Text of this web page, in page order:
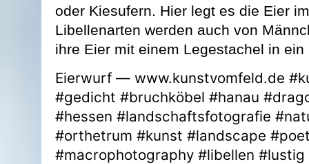
oder Kiesufern. Hier legt es die Eier
Libellenarten werden auch von
ihre Eier mit einem Legestachel in ein
Eierwurf — www.kunstvomfeld.de
#gedicht #bruchköbel #hanau
#hessen #landschaftsfotografie
#orthetrum #kunst #landscape
#macrophotography #libellen